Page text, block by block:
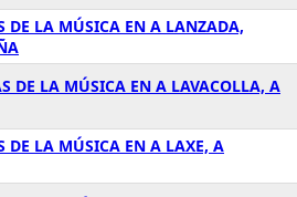
DE LA MÚSICA EN A LANZADA,
DE LA MÚSICA EN A LAVACOLLA, A
DE LA MÚSICA EN A LAXE, A